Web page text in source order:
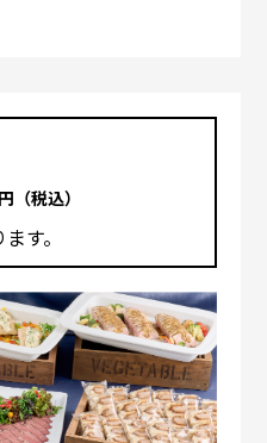
円（税込）
す。